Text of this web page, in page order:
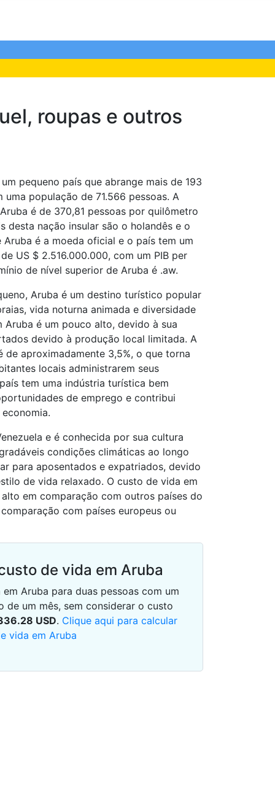
roupas e outros
pequeno país que abrange mais de 193
população de 71.566 pessoas. A
é de 370,81 pessoas por quilômetro
desta nação insular são o holandês e o
é a moeda oficial e o país tem um
US $ 2.516.000.000, com um PIB per
de nível superior de Aruba é .aw.
Aruba é um destino turístico popular
vida noturna animada e diversidade
Aruba é um pouco alto, devido à sua
devido à produção local limitada. A
de aproximadamente 3,5%, o que torna
locais administrarem seus
tem uma indústria turística bem
de emprego e contribui
e é conhecida por sua cultura
condições climáticas ao longo
para aposentados e expatriados, devido
de vida relaxado. O custo de vida em
em comparação com outros países do
com países europeus ou
de vida em Aruba
Aruba para duas pessoas com um
de um mês, sem considerar o custo
USD. Clique aqui para calcular
vida em Aruba